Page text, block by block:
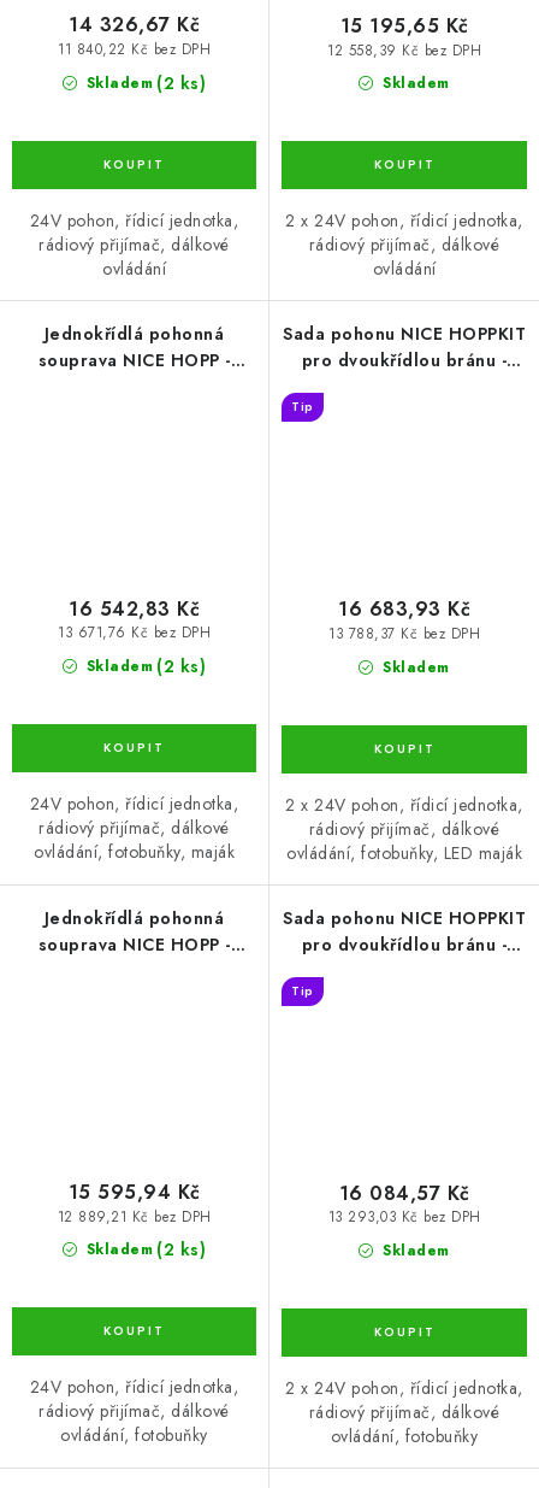
Skladem (2 ks)
11 840,22 Kč bez DPH
14 326,67 Kč
24V pohon, řídicí jednotka,
rádiový přijímač, dálkové
ovládání
Skladem
12 558,39 Kč bez DPH
15 195,65 Kč
2 x 24V pohon, řídicí jednotka,
rádiový přijímač, dálkové
ovládání
Jednokřídlá pohonná
souprava NICE HOPP -
Skladem (2 ks)
13 671,76 Kč bez DPH
16 542,83 Kč
24V pohon, řídicí jednotka,
rádiový přijímač, dálkové
ovládání, fotobuňky, maják
Sada pohonu NICE HOPPKIT
pro dvoukřídlou bránu -
jedno křídlo 2,4 m/250 kg s
Tip
Skladem
13 788,37 Kč bez DPH
16 683,93 Kč
2 x 24V pohon, řídicí jednotka,
rádiový přijímač, dálkové
ovládání, fotobuňky, LED maják
Jednokřídlá pohonná
souprava NICE HOPP -
Skladem (2 ks)
12 889,21 Kč bez DPH
15 595,94 Kč
24V pohon, řídicí jednotka,
rádiový přijímač, dálkové
ovládání, fotobuňky
Sada pohonu NICE HOPPKIT
pro dvoukřídlou bránu -
Tip
Skladem
13 293,03 Kč bez DPH
16 084,57 Kč
2 x 24V pohon, řídicí jednotka,
rádiový přijímač, dálkové
ovládání, fotobuňky